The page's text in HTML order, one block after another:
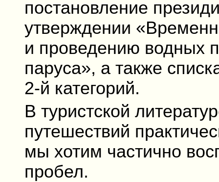
постановление
утверждении
и проведению водных
паруса», а также
2-й категорий.
В туристской
путешествий
мы хотим частично
пробел.